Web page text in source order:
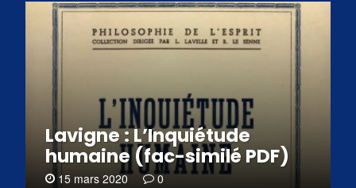
Lavigne : L’Inquiétude
humaine (fac-similé PDF)
15 mars 2020 0